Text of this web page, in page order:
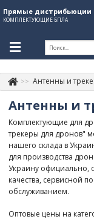
Прямые дистрибьюции
КОМПЛЕКТУЮЩИЕ БПЛА
+380507774092
About Company
Обзоры
Категории
Бренды
Антенны и
Антенны и
Комплектующие для
трекеры для дронов"
нашего склада в
для производства
Украину официально,
качества, сервисной
обслуживанием.
Оптовые цены на